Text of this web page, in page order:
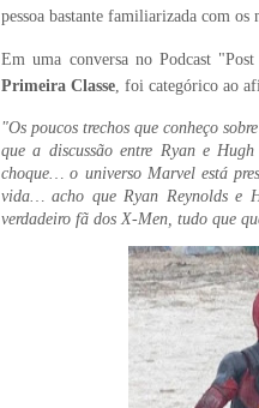
pessoa bastante familiarizada com os
Em uma conversa no Podcast
Primeira Classe, foi categórico ao
"Os poucos trechos que conheço
que a discussão entre Ryan e
choque… o universo Marvel está
vida… acho que Ryan Reynolds e
verdadeiro fã dos X-Men, tudo que